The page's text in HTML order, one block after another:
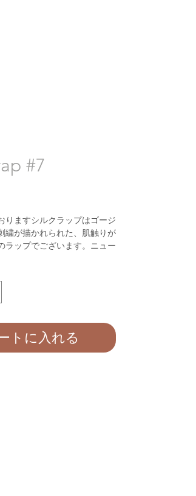
#7
りますシルクラップはゴージ
繍が描かれられた、肌触りが
ラップでございます。ニュー
す。
チ 幅：約
トに入れる